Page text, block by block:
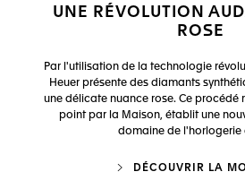
UNE RÉVOLUTION
ROSE
Par l'utilisation de la technologie
Heuer présente des diamants
une délicate nuance rose. Ce procédé
point par la Maison, établit une
domaine de l'horlogerie
DÉCOUVRIR LA